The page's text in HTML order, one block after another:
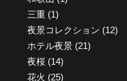
三重 (1)
夜景コレクション (12)
ホテル夜景 (21)
夜桜 (14)
花火 (25)